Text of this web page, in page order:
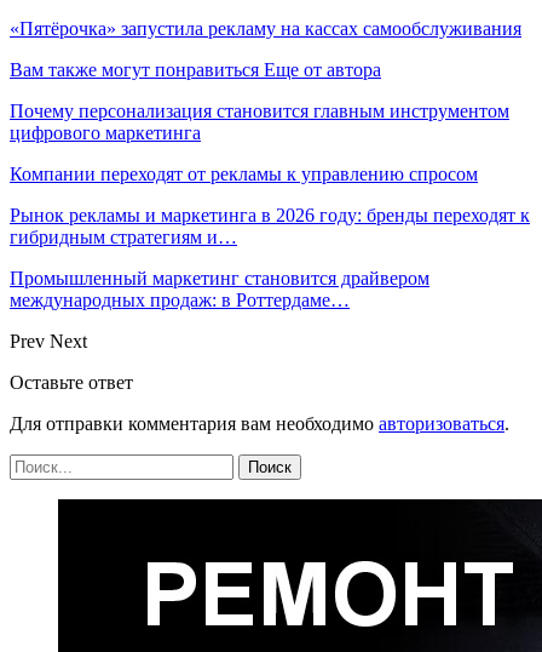
«Пятёрочка» запустила рекламу на кассах самообслуживания
Вам также могут понравиться Еще от автора
Почему персонализация становится главным инструментом
цифрового маркетинга
Компании переходят от рекламы к управлению спросом
Рынок рекламы и маркетинга в 2026 году: бренды переходят к
гибридным стратегиям и…
Промышленный маркетинг становится драйвером
международных продаж: в Роттердаме…
Prev Next
Оставьте ответ
Для отправки комментария вам необходимо авторизоваться.